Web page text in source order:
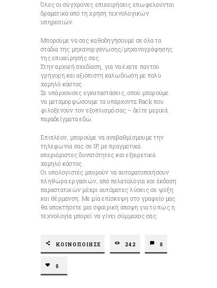
Όλες οι σύγχρονες επιχειρήσεις επωφελούνται
δραματικά από τη χρήση τεχνολογικών
υπηρεσιών.
Μπορούμε να σας καθοδηγήσουμε σε όλα τα
στάδια της μηχανοργάνωσης/μηχανογράφησης
της επιχείρησής σας.
Στην αρχική σχεδίαση, για να έχετε παντού
γρήγορη και αξιόπιστη καλωδίωση με πολύ
χαμηλό κόστος.
Σε υπάρχουσες εγκαταστάσεις, οπού μπορούμε
να μεταμορφώσουμε τα υπάρχοντα Rack που
φιλοξενούν τον εξοπλισμό σας – δείτε μερικά
παραδείγματα εδώ.
Επιπλέον, μπορούμε να αναβαθμίσμουμε την
τηλεφωνία σας σε IP, με πραγματικά
απεριόριστες δυνατότητες και εξαιρετικά
χαμηλό κόστος.
Οι υπολογιστές μπορούν να αυτοματοποιήσουν
πληθώρα εργασιών, από πελατολόγια και έκδοση
παραστατικών μέχρι αυτόματες λύσεις σε ψύξη
και θέρμανση. Με μία επίσκεψη στο γραφείο μας
θα αποκτήσετε μια σφαιρική άποψη για το πως η
τεχνολογία μπορεί να γίνει σύμμαχος σας.
ΚΟΙΝΟΠΟΙΗΣΕ 242 0
0